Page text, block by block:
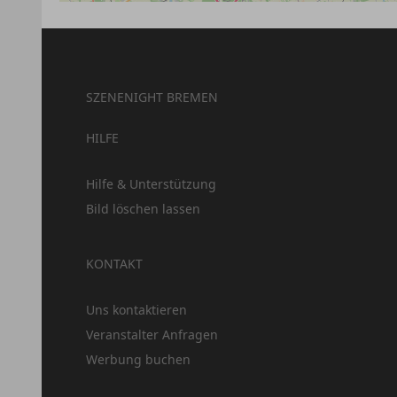
SZENENIGHT BREMEN
HILFE
Hilfe & Unterstützung
Bild löschen lassen
KONTAKT
Uns kontaktieren
Veranstalter Anfragen
Werbung buchen